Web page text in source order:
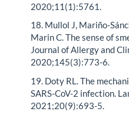
2020;11(1):5761.
18. Mullol J, Mariño-
Marin C. The sense of
Journal of Allergy and
2020;145(3):773-6.
19. Doty RL. The
SARS-CoV-2 infection.
2021;20(9):693-5.